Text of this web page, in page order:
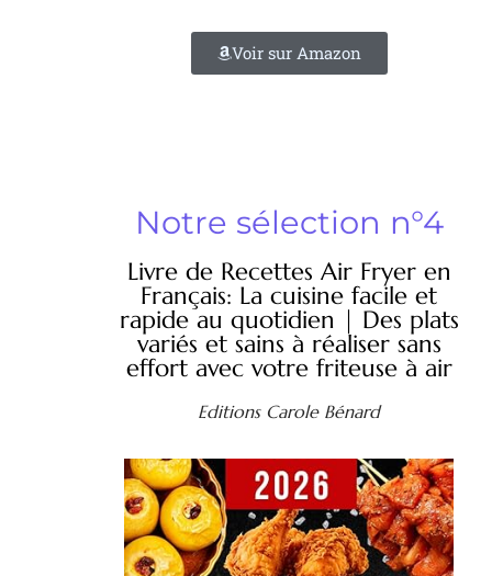
Voir sur Amazon
Notre sélection n°4
Livre de Recettes Air Fryer en
Français: La cuisine facile et
rapide au quotidien | Des plats
variés et sains à réaliser sans
effort avec votre friteuse à air
Editions Carole Bénard